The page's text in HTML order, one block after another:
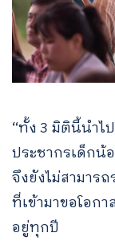
“ทั้ง 3 มิตินี้นำไ
ประชากรเด็กน้
จึงยังไม่สามาร
ที่เข้ามาขอโอก
อยู่ทุกปี